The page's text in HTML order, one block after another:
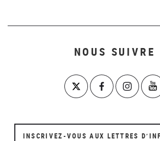
NOUS SUIVRE
INSCRIVEZ-VOUS AUX LETTRES